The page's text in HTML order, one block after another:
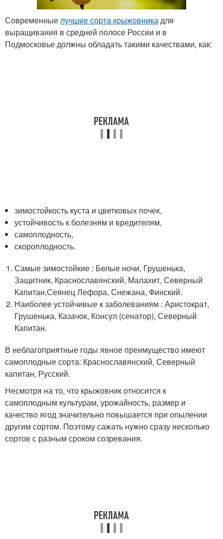
Современныелучшие сорта крыжовникадля
выращивания в средней полосе России и в
Подмосковье должны обладать такими качествами, как:
зимостойкость куста и цветковых почек,
устойчивость к болезням и вредителям,
самоплодность,
скороплодность.
Самые зимостойкие : Белые ночи, Грушенька,
Защитник, Краснославянский, Малахит, Северный
Капитан,Сеянец Лефора, Снежана, Финский.
Наиболее устойчивые к заболеваниям : Аристократ,
Грушенька, Казачок, Консул (сенатор), Северный
Капитан.
В неблагоприятные годы явное преимущество имеют
самоплодные сорта: Краснославянский, Северный
капитан, Русский.
Несмотря на то, что крыжовник относится к
самоплодным культурам, урожайность, размер и
качество ягод значительно повышается при опылении
другим сортом. Поэтому сажать нужно сразу несколько
сортов с разным сроком созревания.